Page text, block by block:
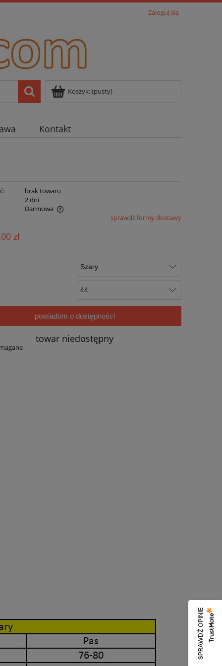
Zaloguj się
Koszyk:(pusty)
Kontakt
brak towaru
2 dni
Darmowa
sprawdź formy dostawy
zł
powiadom o dostępności
towar niedostępny
SPRAWDŹ OPINIE